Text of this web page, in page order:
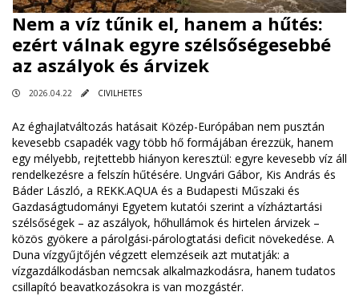
Nem a víz tűnik el, hanem a hűtés:
ezért válnak egyre szélsőségesebbé
az aszályok és árvizek
2026.04.22 CIVILHETES
Az éghajlatváltozás hatásait Közép-Európában nem pusztán
kevesebb csapadék vagy több hő formájában érezzük, hanem
egy mélyebb, rejtettebb hiányon keresztül: egyre kevesebb víz áll
rendelkezésre a felszín hűtésére. Ungvári Gábor, Kis András és
Báder László, a REKK.AQUA és a Budapesti Műszaki és
Gazdaságtudományi Egyetem kutatói szerint a vízháztartási
szélsőségek – az aszályok, hőhullámok és hirtelen árvizek –
közös gyökere a párolgási-párologtatási deficit növekedése. A
Duna vízgyűjtőjén végzett elemzéseik azt mutatják: a
vízgazdálkodásban nemcsak alkalmazkodásra, hanem tudatos
csillapító beavatkozásokra is van mozgástér.